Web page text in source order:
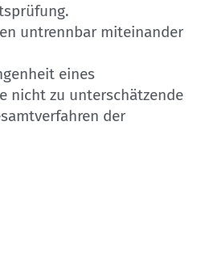
untrennbar miteinander
eines
nicht zu unterschätzende
der